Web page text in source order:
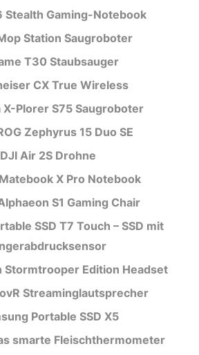
Stealth Gaming-Notebook
Station Saugroboter
T30 Staubsauger
CX True Wireless
X-Plorer S75 Saugroboter
Zephyrus 15 Duo SE
DJI Air 2S Drohne
X Pro Notebook
S1 Gaming Chair
SSD T7 Touch – SSD mit
Stormtrooper Edition Headset
Streaminglautsprecher
Portable SSD X5
smarte Fleischthermometer